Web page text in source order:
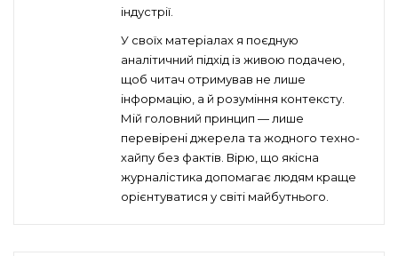
індустрії.
У своїх матеріалах я поєдную
аналітичний підхід із живою подачею,
щоб читач отримував не лише
інформацію, а й розуміння контексту.
Мій головний принцип — лише
перевірені джерела та жодного техно-
хайпу без фактів. Вірю, що якісна
журналістика допомагає людям краще
орієнтуватися у світі майбутнього.